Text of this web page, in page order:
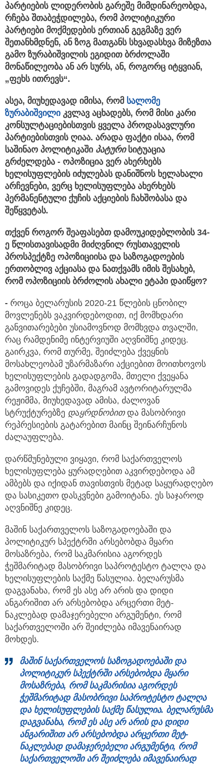
პარტიების ლიდერობის გარეშე მიმდინარეობდა,
რჩება შთაბეჭდილება, რომ პოლიტიკური
პარტიები მოქმედების ერთიან გეგმაზე ვერ
შეთანხმდნენ, ან ზოგ მათგანს სხვადასხვა მიზეზთა
გამო ზურაბიშვილის ეგიდით ბრძოლაში
მონაწილეობა ან არ სურს, ან, როგორც იტყვიან,
„ფეხს ითრევს“.
ასეა, მიუხედავად იმისა, რომ სალომე
ზურაბიშვილიკვლავ აცხადებს, რომ მისი კარი
კონსულტაციებისთვის ყველა პროდასავლური
პარტიებისთვის ღიაა. არადა ფაქტი ისაა, რომ
საშინაო პოლიტიკაში პატურისიტუაცია
გრძელდება - ოპოზიცია ვერ ახერხებს
ხელისუფლების იძულებას დანიშნოს ხელახალი
არჩევნები, ვერც ხელისუფლება ახერხებს
პერმანენტული ქუჩის აქციების ჩახშობასა და
შეწყვეტას.
თქვენ როგორ შეაფასებთ დამოუკიდებლობის 34-
ე წლისთავისადმი მიძღვნილ რუსთაველის
პროსპექტზე ოპოზიციისა და საზოგადოების
ერთობლივ აქციასა და ნათქვამს იმის შესახებ,
რომ ოპოზიციის ბრძოლის ახალი ეტაპი დაიწყო?
- როცა ბელარუსის 2020-21 წლების ცნობილ
მოვლენებს ვაკვირდებოდით, იქ მომხდარი
განვითარებები უსიამოვნოდ მომხვდა თვალში,
რაც რამდენიმე ინტერვიუში აღვნიშნე კიდეც.
გაირკვა, რომ თურმე, შეიძლება ქვეყნის
მოსახლეობამ უზარმაზარი აქციებით მოითხოვოს
ხელისუფლების გადადგომა, მთელი ქვეყანა
გამოვიდეს ქუჩებში, მაგრამ ავტორიტარულმა
რეჟიმმა, მიუხედავად ამისა, ძალოვან
სტრუქტურებზე დაყრდნობითდა მასობრივი
რეპრესიების გატარებით მაინც შეინარჩუნოს
ძალაუფლება.
დარწმუნებული ვიყავი, რომ საქართველოს
ხელისუფლება ყურადღებით აკვირდებოდა ამ
ამბებს და იქიდან თავისთვის მეტად საყურადღებო
და სასიკეთო დასკვნები გამოიტანა. ეს საჯაროდ
აღვნიშნე კიდეც.
მაშინ საქართველოს საზოგადოებაში და
პოლიტიკურ სპექტრში არსებობდა მყარი
მოსაზრება, რომ საკმარისია აგორდეს
ჭეშმარიტად მასობრივი საპროტესტო ტალღა და
ხელისუფლების საქმე წასულია. ბელარუსმა
დაგვანახა, რომ ეს ასე არ არის და დიდი
ანგარიშით არ არსებობდა არცერთი მეტ-
ნაკლებად დამაჯერებელი არგუმენტი, რომ
საქართველოში არ შეიძლება იმავენაირად
მოხდეს.
მაშინ საქართველოს საზოგადოებაში და
პოლიტიკურ სპექტრში არსებობდა მყარი
მოსაზრება, რომ საკმარისია აგორდეს
ჭეშმარიტად მასობრივი საპროტესტო ტალღა
და ხელისუფლების საქმე წასულია. ბელარუსმა
დაგვანახა, რომ ეს ასე არ არის და დიდი
ანგარიშით არ არსებობდა არცერთი მეტ-
ნაკლებად დამაჯერებელი არგუმენტი, რომ
საქართველოში არ შეიძლება იმავენაირად